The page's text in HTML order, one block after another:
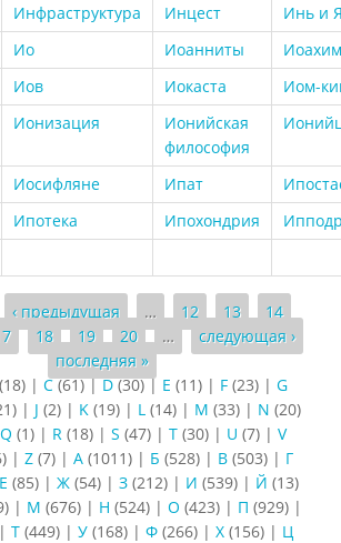
Инфраструктура Инцест
Инь и
Ио Иоанниты
Иов Иокаста
Иом-
Ионизация
Ионийская
философия
Иосифляне Ипат
Ипотека Ипохондрия
‹ предыдущая … 12 13
14
18 19 20 …
следующая ›
последняя »
(18) | C(61)|D(30)| E (11) | F (23) | G
| J (2) | K (19) | L (14) | M (33) | N (20)
Q (1) | R (18) | S (47) | T (30) | U (7) | V
| Z (7) | А (1011) | Б (528) | В (503) | Г
Е (85) | Ж (54) | З (212) | И (539) | Й (13)
| М (676) | Н (524) | О (423) | П (929) |
| Т (449) | У (168) | Ф (266) | Х (156) | Ц